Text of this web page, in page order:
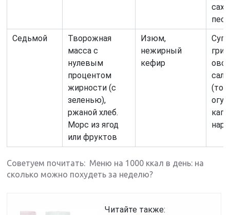
Седьмой
Творожная
масса с
нулевым
процентом
жирности (с
зеленью),
ржаной хлеб.
Морс из ягод
или фруктов
Изюм,
нежирный
кефир
Суп
Советуем почитать: Меню на 1000 ккал в день: на
сколько можно похудеть за неделю?
Читайте также: